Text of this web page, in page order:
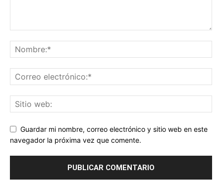
Guardar mi nombre, correo electrónico y sitio web en este
navegador la próxima vez que comente.